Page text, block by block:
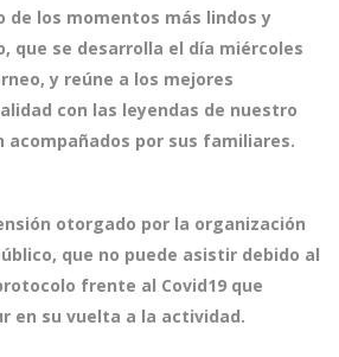
de los momentos más lindos y
que se desarrolla el día miércoles
y reúne a los mejores
con las leyendas de nuestro
acompañados por sus familiares.
otorgado por la organización
que no puede asistir debido al
frente al Covid19 que
en su vuelta a la actividad.